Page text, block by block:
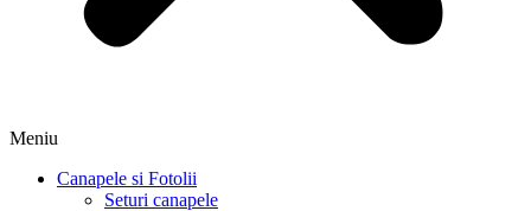
Meniu
Canapele si Fotolii
Seturi canapele